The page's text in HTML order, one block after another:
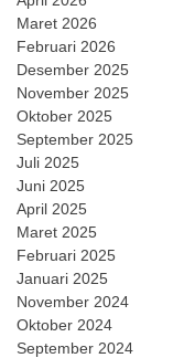
Maret 2026
Februari 2026
Desember 2025
November 2025
Oktober 2025
September 2025
Juli 2025
Juni 2025
April 2025
Maret 2025
Februari 2025
Januari 2025
November 2024
Oktober 2024
September 2024